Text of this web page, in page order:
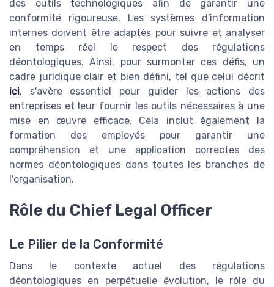
des outils technologiques afin de garantir une
conformité rigoureuse. Les systèmes d'information
internes doivent être adaptés pour suivre et analyser
en temps réel le respect des régulations
déontologiques. Ainsi, pour surmonter ces défis, un
cadre juridique clair et bien défini, tel que celui décrit
ici, s'avère essentiel pour guider les actions des
entreprises et leur fournir les outils nécessaires à une
mise en œuvre efficace. Cela inclut également la
formation des employés pour garantir une
compréhension et une application correctes des
normes déontologiques dans toutes les branches de
l'organisation.
Rôle du Chief Legal Officer
Le Pilier de la Conformité
Dans le contexte actuel des régulations
déontologiques en perpétuelle évolution, le rôle du